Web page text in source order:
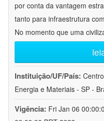
por conta da vantagem
tanto para infraestrutura
No momento que uma
Instituição/UF/País:
Energia e Materiais - SP -
Vigência: Fri Jan 06